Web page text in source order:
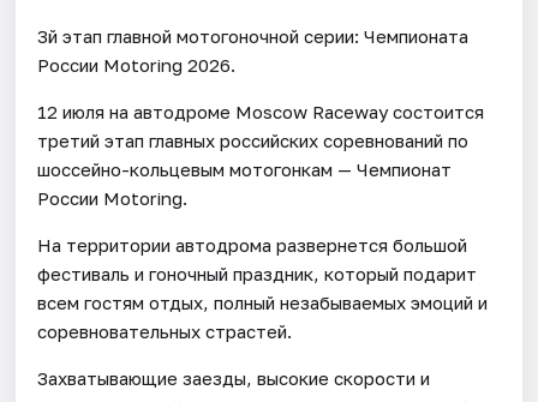
3й этап главной мотогоночной серии: Чемпионата
России Motoring 2026.
12 июля на автодроме Moscow Raceway состоится
третий этап главных российских соревнований по
шоссейно-кольцевым мотогонкам — Чемпионат
России Motoring.
На территории автодрома развернется большой
фестиваль и гоночный праздник, который подарит
всем гостям отдых, полный незабываемых эмоций и
соревновательных страстей.
Захватывающие заезды, высокие скорости и